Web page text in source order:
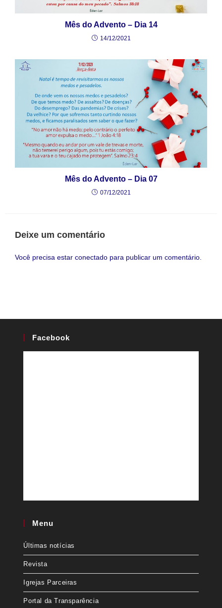
Mês do Advento – Dia 14
14/12/2021
Mês do Advento – Dia 07
07/12/2021
Deixe um comentário
Você precisa estar conectado para publicar um comentário.
Facebook
Menu
Últimas notícias
Revista
Igrejas Parceiras
Portal da Transparência